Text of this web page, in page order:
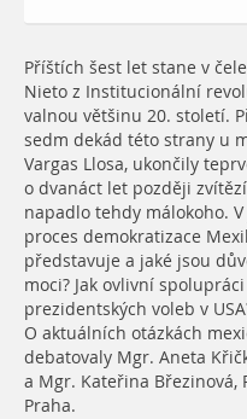
Příštích šest let stane v
Nieto z Institucionální
valnou většinu 20. století.
sedm dekád této strany u
Vargas Llosa, ukončily
o dvanáct let později
napadlo tehdy málokoho.
proces demokratizace
představuje a jaké jsou
moci? Jak ovlivní
prezidentských voleb v
O aktuálních otázkách
debatovaly Mgr. Aneta
a Mgr. Kateřina
Praha.